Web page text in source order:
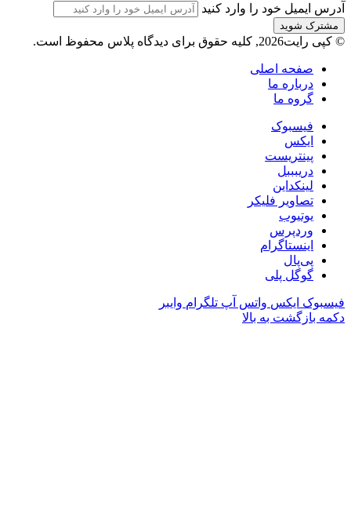
آدرس ایمیل خود را وارد کنید
© کپی رایت2026, کلیه حقوق برای دیدگاه پلاس محفوظ است.
صفحه اصلی
درباره ما
گروه ما
فیسبوک
ایکس
پینتریست
دریبببل
لینکداین
تصاویر فلیکر
یوتیوب
وردپرس
اینستاگرام
پی‌پال
گوگل پلی
فیسبوک ایکس واتس آپ تلگرام وایبر
دکمه بازگشت به بالا